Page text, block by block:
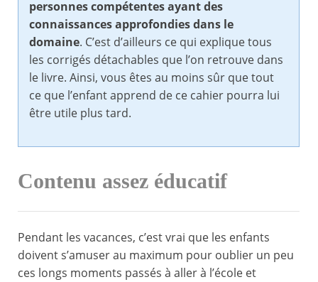
personnes compétentes ayant des
connaissances approfondiesdans le
domaine. C’est d’ailleurs ce qui explique tous
les corrigés détachables que l’on retrouve dans
le livre. Ainsi, vous êtes au moins sûr que tout
ce que l’enfant apprend de ce cahier pourra lui
être utile plus tard.
Contenu assez éducatif
Pendant les vacances, c’est vrai que les enfants
doivent s’amuser au maximum pour oublier un peu
ces longs moments passés à aller à l’école et